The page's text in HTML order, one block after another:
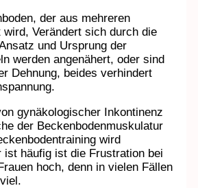
der aus mehreren
wird, Verändert sich durch die
und Ursprung der
werden angenähert, oder sind
Dehnung, beides verhindert
gynäkologischer Inkontinenz
der Beckenbodenmuskulatur
wird
ist häufig ist die Frustration bei
hoch, denn in vielen Fällen